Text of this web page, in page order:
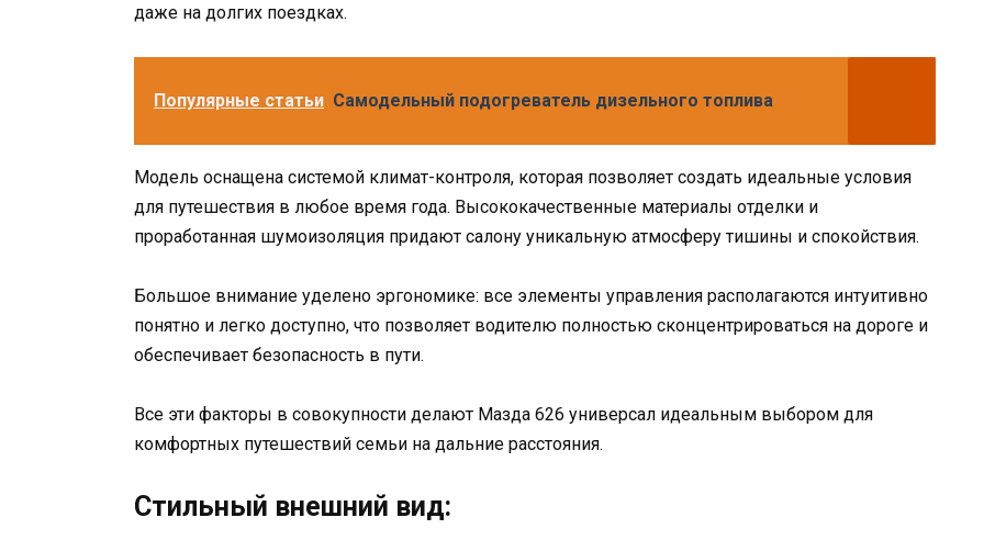
даже на долгих поездках.
Популярные статьи Самодельный подогреватель дизельного топлива
Модель оснащена системой климат-контроля, которая позволяет создать идеальные условия
для путешествия в любое время года. Высококачественные материалы отделки и
проработанная шумоизоляция придают салону уникальную атмосферу тишины и спокойствия.
Большое внимание уделено эргономике: все элементы управления располагаются интуитивно
понятно и легко доступно, что позволяет водителю полностью сконцентрироваться на дороге и
обеспечивает безопасность в пути.
Все эти факторы в совокупности делают Мазда 626 универсал идеальным выбором для
комфортных путешествий семьи на дальние расстояния.
Стильный внешний вид: